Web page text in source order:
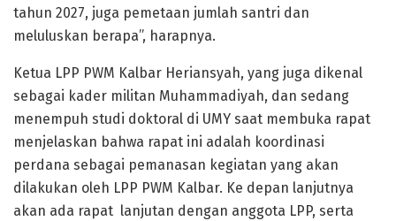
tahun 2027, juga pemetaan jumlah santri dan
meluluskan berapa”, harapnya.
Ketua LPP PWM Kalbar Heriansyah, yang juga dikenal
sebagai kader militan Muhammadiyah, dan sedang
menempuh studi doktoral di UMY saat membuka rapat
menjelaskan bahwa rapat ini adalah koordinasi
perdana sebagai pemanasan kegiatan yang akan
dilakukan oleh LPP PWM Kalbar. Ke depan lanjutnya
akan ada rapat lanjutan dengan anggota LPP, serta